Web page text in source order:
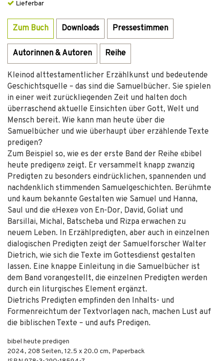
Lieferbar
Zum Buch Downloads Pressestimmen
Autorinnen & Autoren Reihe
Kleinod alttestamentlicher Erzählkunst und bedeutende
Geschichtsquelle – das sind die Samuelbücher. Sie spielen
in einer weit zurückliegenden Zeit und halten doch
überraschend aktuelle Einsichten über Gott, Welt und
Mensch bereit. Wie kann man heute über die
Samuelbücher und wie überhaupt über erzählende Texte
predigen?
Zum Beispiel so, wie es der erste Band der Reihe «bibel
heute predigen» zeigt. Er versammelt knapp zwanzig
Predigten zu besonders eindrücklichen, spannenden und
nachdenklich stimmenden Samuelgeschichten. Berühmte
und kaum bekannte Gestalten wie Samuel und Hanna,
Saul und die «Hexe» von En-Dor, David, Goliat und
Barsillai, Michal, Batscheba und Rizpa erwachen zu
neuem Leben. In Erzählpredigten, aber auch in einzelnen
dialogischen Predigten zeigt der Samuelforscher Walter
Dietrich, wie sich die Texte im Gottesdienst gestalten
lassen. Eine knappe Einleitung in die Samuelbücher ist
dem Band vorangestellt, die einzelnen Predigten werden
durch ein liturgisches Element ergänzt.
Dietrichs Predigten empfinden den Inhalts- und
Formenreichtum der Textvorlagen nach, machen Lust auf
die biblischen Texte – und aufs Predigen.
bibel heute predigen
2024, 208 Seiten, 12.5 x 20.0 cm, Paperback